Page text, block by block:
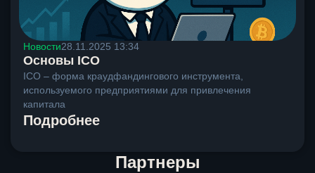
Новости28.11.2025 13:34
Основы ICO
ICO – форма краудфандингового инструмента,
используемого предприятиями для привлечения
капитала
Подробнее
Партнеры